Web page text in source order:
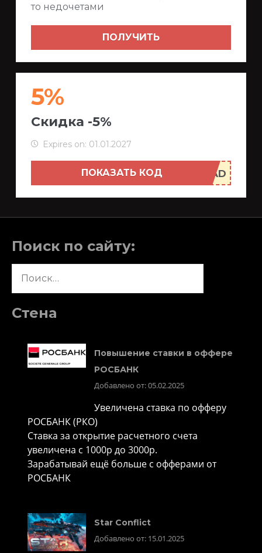
то недочетами
ПОЛУЧИТЬ
5%
Скидка -5%
Expires on: 01.01.2027
ПОКАЗАТЬ КОД
Поиск по сайту:
Стена
Повышение ставки в оффере
РОСБАНК
Добавлено от: 05.02.2025
Увеличена ставка по офферу
РОСБАНК (РКО)
Ставка за открытие расчетного счета
увеличена с 1000р до 3000р.
Зарабатывай ещё больше с офферами от
РОСБАНК
Star Conflict
Добавлено от: 15.01.2025